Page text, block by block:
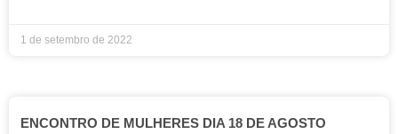
1 de setembro de 2022
ENCONTRO DE MULHERES DIA 18 DE AGOSTO